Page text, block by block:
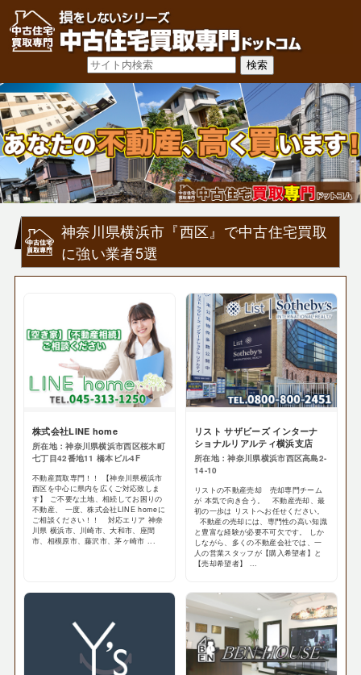
神奈川県横浜市『西区』で中古住宅買取
に強い業者5選
株式会社LINE home
所在地：神奈川県横浜市西区桜木町
七丁目42番地11 橋本ビル4F
不動産買取専門！！ 【神奈川県横浜市
西区を中心に県内を広くご対応致しま
す】 ご不要な土地、相続してお困りの
不動産、 一度、株式会社LINE homeに
ご相談ください！！ 対応エリア 神奈
川県 横浜市、川崎市、大和市、座間
市、相模原市、藤沢市、茅ヶ崎市 ...
リスト サザビーズ インターナ
ショナルリアルティ横浜支店
所在地：神奈川県横浜市西区高島2-
14-10
リストの不動産売却 売却専門チーム
が 本気で向き合う。 不動産売却、最
初の一歩は リストへお任せください。
不動産の売却には、専門性の高い知識
と豊富な経験が必要不可欠です。 しか
しながら、多くの不動産会社では、一
人の営業スタッフが【購入希望者】と
【売却希望者】 ...